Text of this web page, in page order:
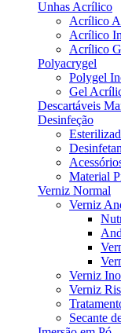
Unhas Acrílico
Acrílico
Acrílico
Acrílico
Polyacrygel
Polygel
Gel
Descartáveis
Desinfeção
Material
Verniz Normal
Verniz
Verniz
Verniz
Secante